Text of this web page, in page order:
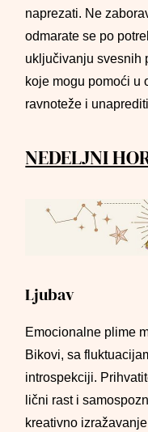
naprezati. Ne
odmarate se po
uključivanju svesnih
koje mogu pomoći u
ravnoteže i
NEDELJNI
Ljubav
Emocionalne plime
Bikovi, sa
introspekciji.
lični rast i
kreativno